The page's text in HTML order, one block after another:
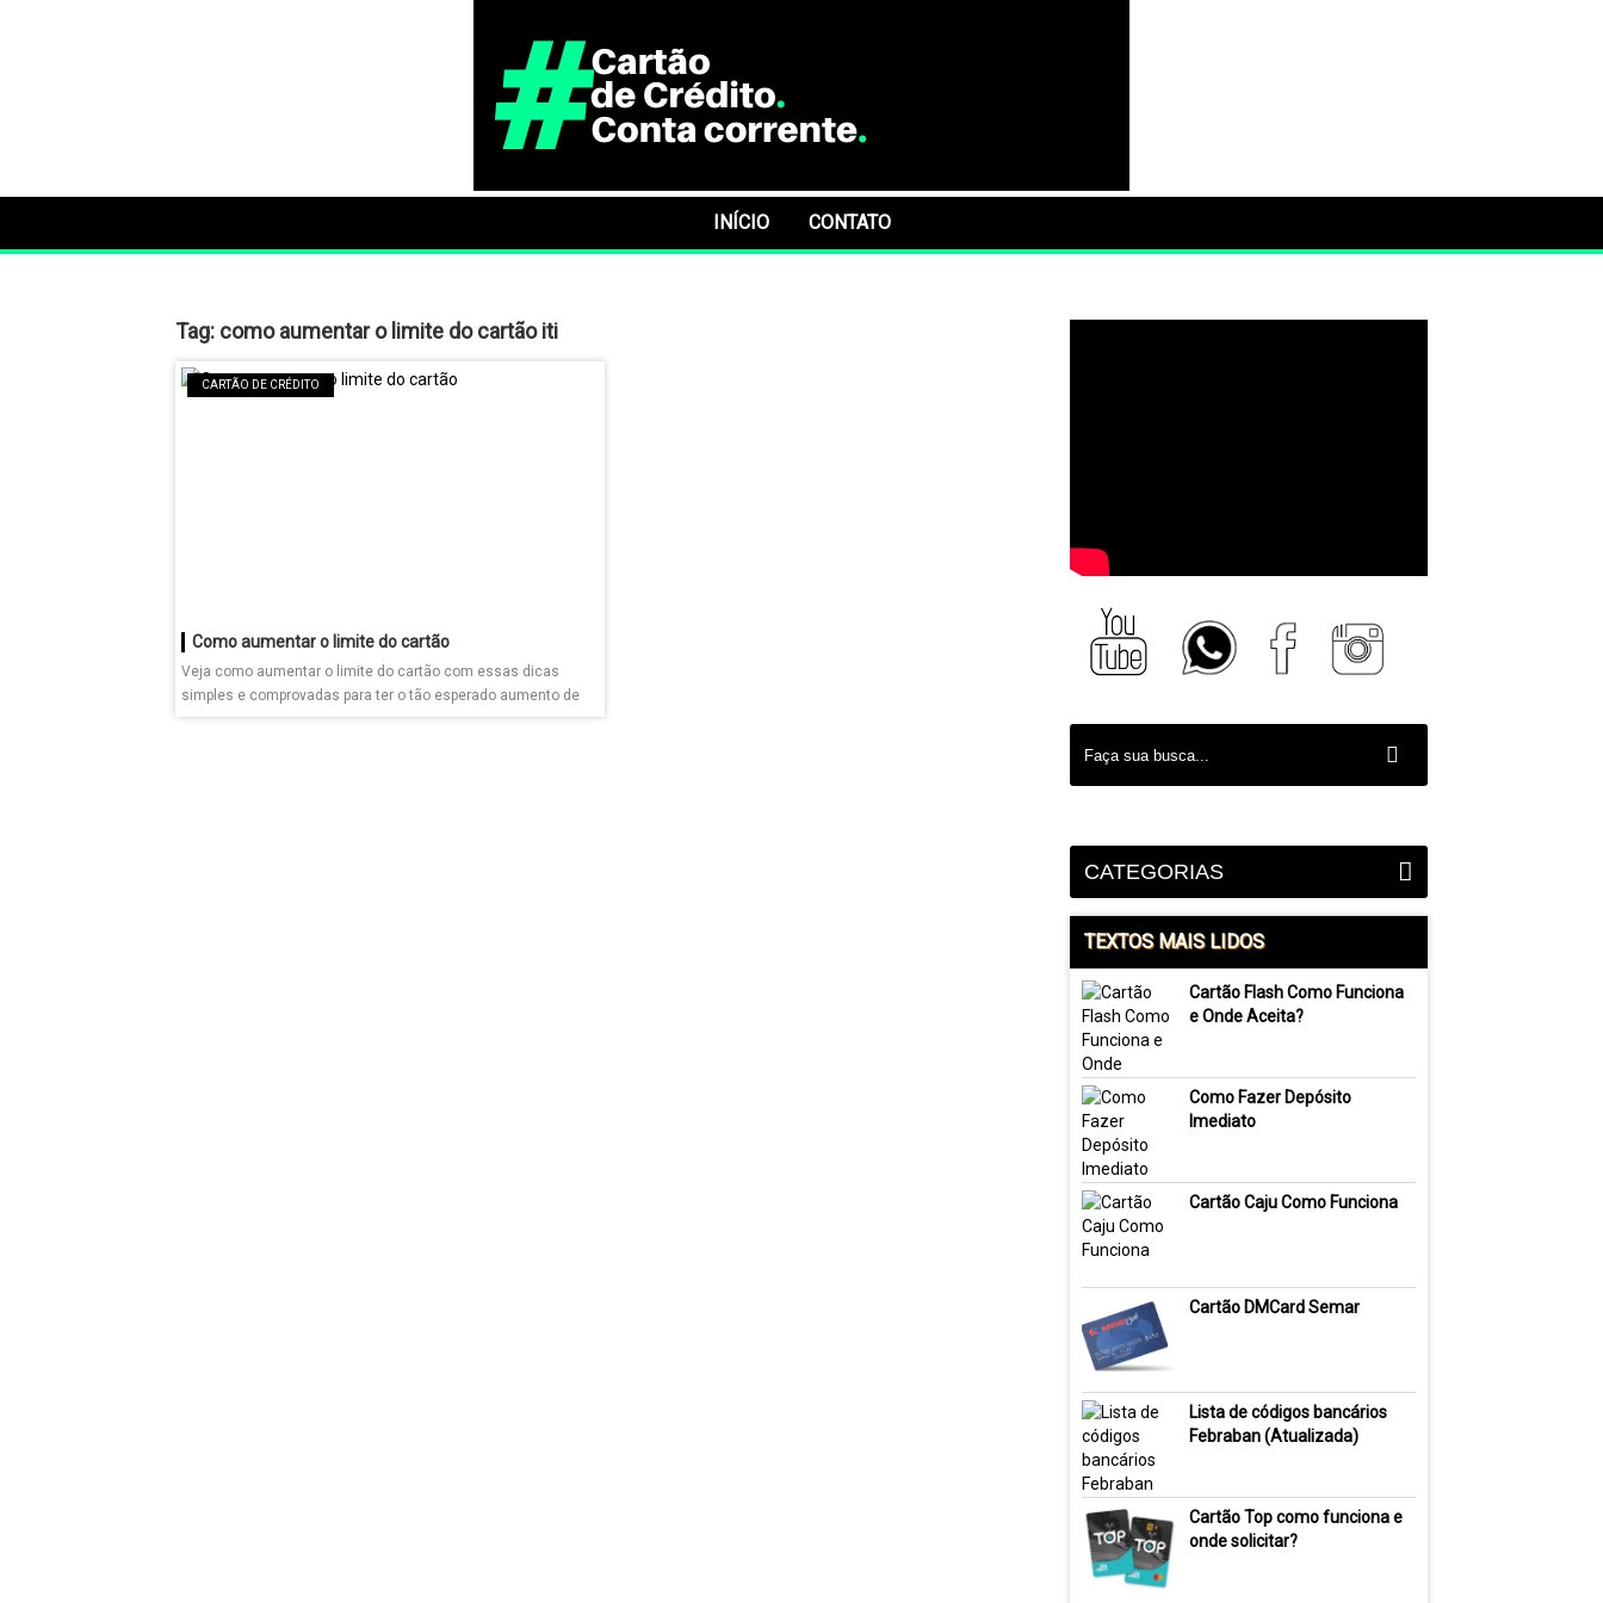
INÍCIO CONTATO
Tag: como aumentar o limite do cartão iti
CARTÃO DE CRÉDITO
Como aumentar o limite do cartão
Veja como aumentar o limite do cartão com essas dicas
simples e comprovadas para ter o tão esperado aumento de
CATEGORIAS
TEXTOS MAIS LIDOS
Cartão Flash Como Funciona
e Onde Aceita?
Como Fazer Depósito
Imediato
Cartão Caju Como Funciona
Cartão DMCard Semar
Lista de códigos bancários
Febraban (Atualizada)
Cartão Top como funciona e
onde solicitar?